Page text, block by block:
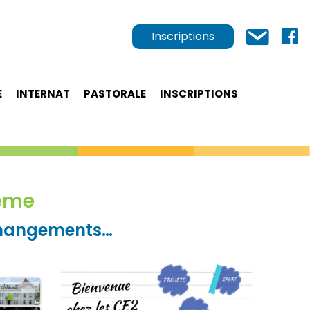
Inscriptions
INTERNAT PASTORALE INSCRIPTIONS